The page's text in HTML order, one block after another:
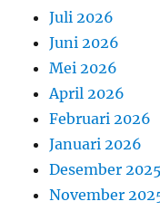
Juli 2026
Juni 2026
Mei 2026
April 2026
Februari 2026
Januari 2026
Desember 2025
November